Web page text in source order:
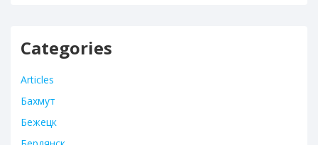
Categories
Articles
Бахмут
Бежецк